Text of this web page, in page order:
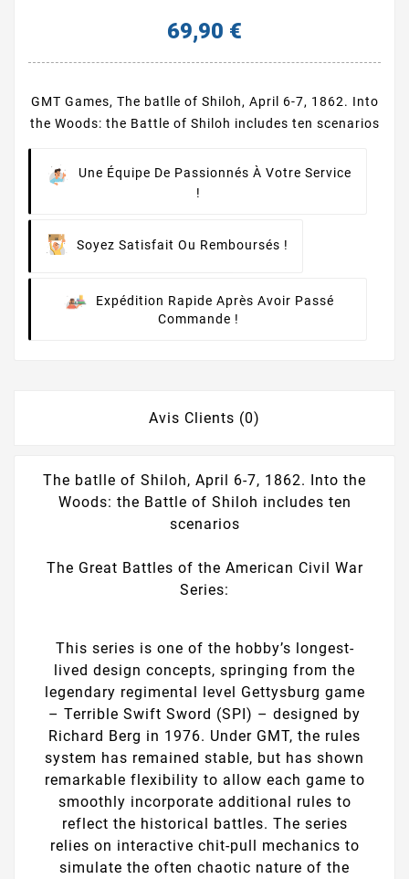
69,90 €
GMT Games, The batlle of Shiloh, April 6-7, 1862. Into
the Woods: the Battle of Shiloh includes ten scenarios
Une Équipe De Passionnés À Votre Service
!
Soyez Satisfait Ou Remboursés !
Expédition Rapide Après Avoir Passé
Commande !
Avis Clients (0)
The batlle of Shiloh, April 6-7, 1862. Into the
Woods: the Battle of Shiloh includes ten
scenarios
The Great Battles of the American Civil War
Series:
This series is one of the hobby’s longest-
lived design concepts, springing from the
legendary regimental level Gettysburg game
– Terrible Swift Sword (SPI) – designed by
Richard Berg in 1976. Under GMT, the rules
system has remained stable, but has shown
remarkable flexibility to allow each game to
smoothly incorporate additional rules to
reflect the historical battles. The series
relies on interactive chit-pull mechanics to
simulate the often chaotic nature of the